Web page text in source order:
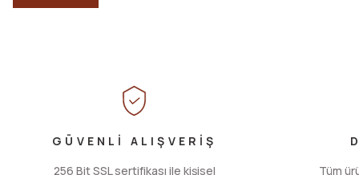
GÜVENLİ ALIŞVERİŞ
256 Bit SSL sertifikası ile kişisel
Tüm